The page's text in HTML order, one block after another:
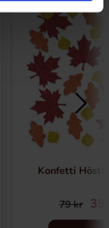
Konfetti
79 kr